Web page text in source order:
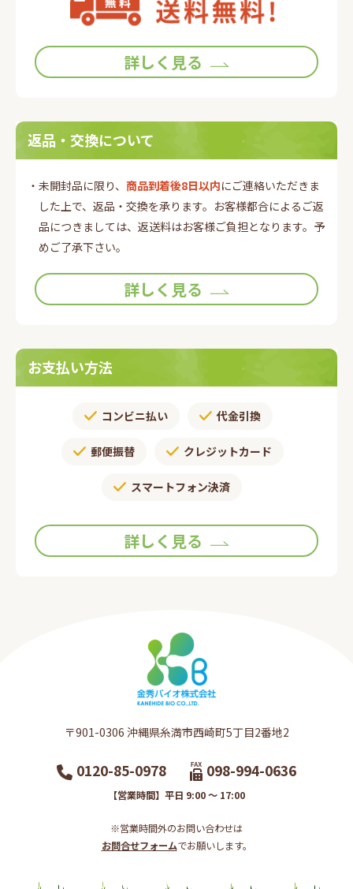
詳しく見る
返品・交換について
・未開封品に限り、 商品到着後8日以内にご連絡いただきま
した上で、返品・交換を承ります。お客様都合によるご返
品につきましては、返送料はお客様ご負担となります。予
めご了承下さい。
詳しく見る
お支払い方法
コンビニ払い 代金引換
郵便振替​ クレジットカード
スマートフォン決済
詳しく見る
〒901-0306​ 沖縄県糸満市西崎町5丁目2番地2​
0120-85-0978 098-994-0636
【営業時間】平日 9:00 ～ 17:00
※営業時間外のお問い合わせは
お問合せフォームでお願いします。​